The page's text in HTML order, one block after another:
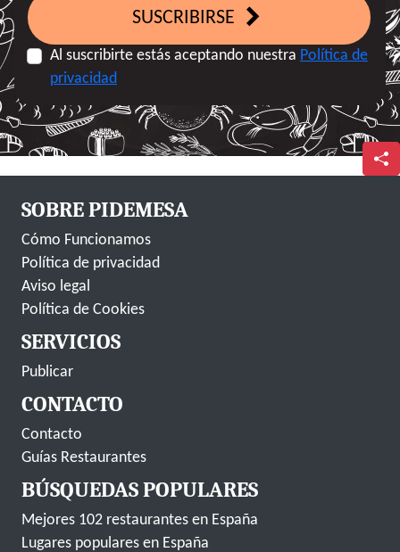
SUSCRIBIRSE
Al suscribirte estás aceptando nuestra Política de
privacidad
SOBRE PIDEMESA
Cómo Funcionamos
Política de privacidad
Aviso legal
Política de Cookies
SERVICIOS
Publicar
CONTACTO
Contacto
Guías Restaurantes
BÚSQUEDAS POPULARES
Mejores 102 restaurantes en España
Lugares populares en España